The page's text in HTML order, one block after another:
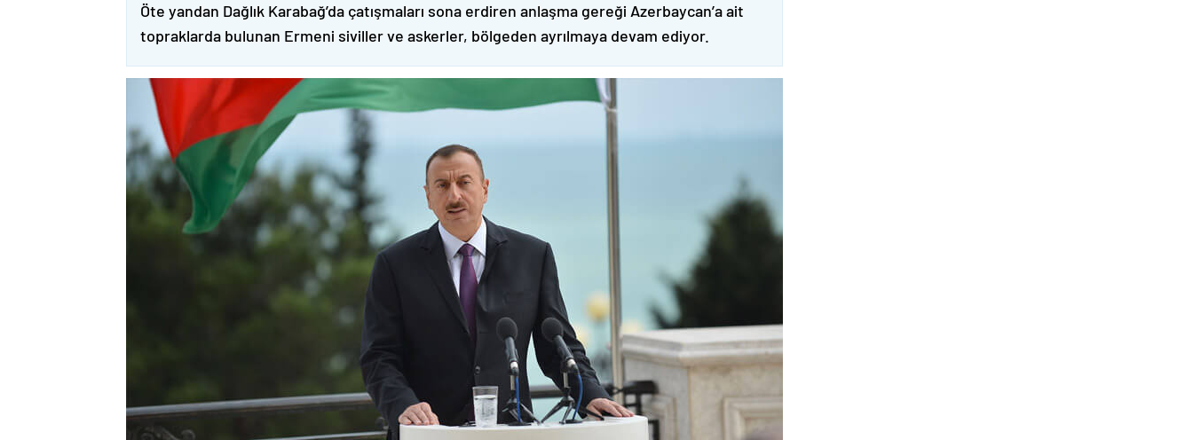
Öte yandan Dağlık Karabağ’da çatışmaları sona erdiren anlaşma gereği Azerbaycan’a ait
topraklarda bulunan Ermeni siviller ve askerler, bölgeden ayrılmaya devam ediyor.